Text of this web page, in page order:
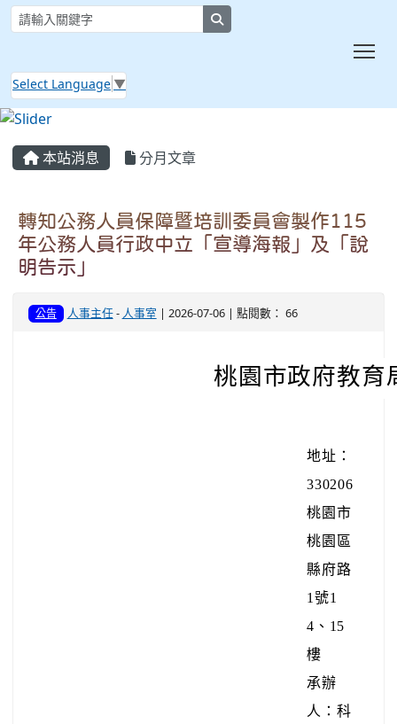
Select Language ▼
本站消息 分月文章
轉知公務人員保障暨培訓委員會製作115
年公務人員行政中立「宣導海報」及「說
明告示」
公告 人事主任- 人事室 | 2026-07-06 | 點閱數： 66
桃園市政府教育
地址：
330206
桃園市
桃園區
縣府路
1號1
4、15
樓
承辦
人：科